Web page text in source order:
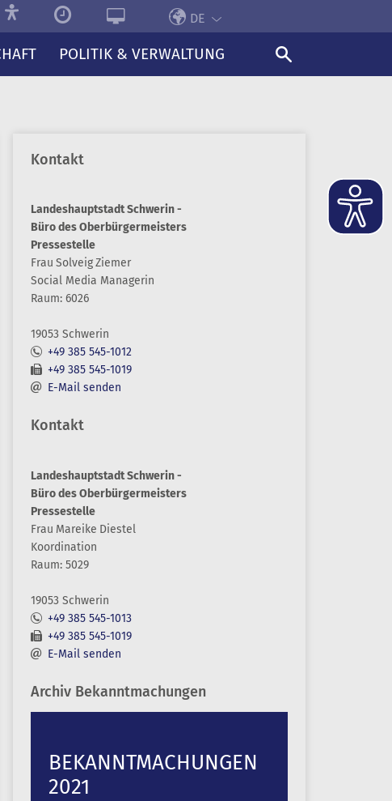
DE
POLITIK & VERWALTUNG
Kontakt
Landeshauptstadt Schwerin -
Büro des Oberbürgermeisters
Pressestelle
Frau SolveigZiemer
Social Media Managerin
Raum: 6026
19053 Schwerin
+49 385 545-1012
+49 385 545-1019
E-Mail senden
Kontakt
Landeshauptstadt Schwerin -
Büro des Oberbürgermeisters
Pressestelle
Frau Mareike Diestel
Koordination
Raum: 5029
19053 Schwerin
+49 385 545-1013
+49 385 545-1019
E-Mail senden
Archiv Bekanntmachungen
BEKANNTMACHUNGEN
2021